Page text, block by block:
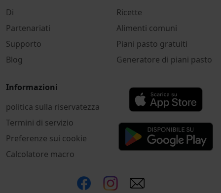
Di
Partenariati
Supporto
Blog
Ricette
Alimenti comuni
Piani pasto gratuiti
Generatore di piani pasto
Informazioni
politica sulla riservatezza
Termini di servizio
Preferenze sui cookie
Calcolatore macro